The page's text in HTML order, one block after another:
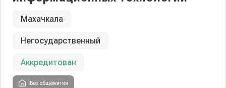
Махачкала
Негосударственный
Аккредитован
Без общежития